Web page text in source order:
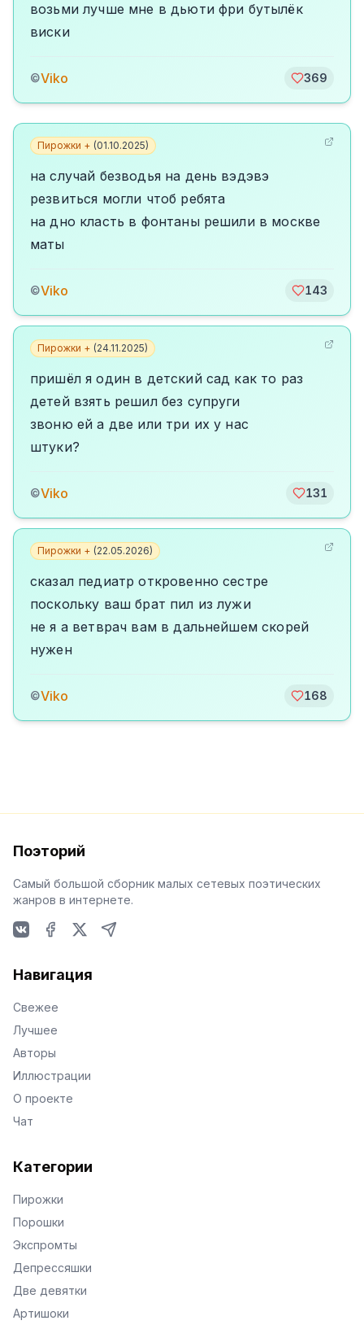
возьми лучше мне в дьюти фри бутылёк
виски
©Viko 369
Пирожки + (01.10.2025)
на случай безводья на день вэдэвэ
резвиться могли чтоб ребята
на дно класть в фонтаны решили в москве
маты
©Viko 143
Пирожки + (24.11.2025)
пришёл я один в детский сад как то раз
детей взять решил без супруги
звоню ей а две или три их у нас
штуки?
©Viko 131
Пирожки + (22.05.2026)
сказал педиатр откровенно сестре
поскольку ваш брат пил из лужи
не я а ветврач вам в дальнейшем скорей
нужен
©Viko 168
Поэторий
Самый большой сборник малых сетевых поэтических
жанров в интернете.
Навигация
Свежее
Лучшее
Авторы
Иллюстрации
О проекте
Чат
Категории
Пирожки
Порошки
Экспромты
Депрессяшки
Две девятки
Артишоки